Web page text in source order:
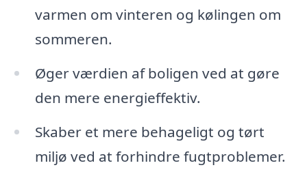
varmen om vinteren og kølingen om
sommeren.
Øger værdien af boligen ved at gøre
den mere energieffektiv.
Skaber et mere behageligt og tørt
miljø ved at forhindre fugtproblemer.